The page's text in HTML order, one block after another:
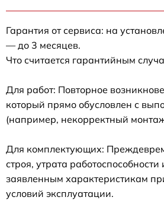
Гарантия от сервиса: на
— до 3 месяцев.
Что считается гарантийным
Для работ: Повторное
который прямо обусловлен с
(например, некорректный
Для комплектующих:
строя, утрата работоспособности
заявленным характеристикам
условий эксплуатации.